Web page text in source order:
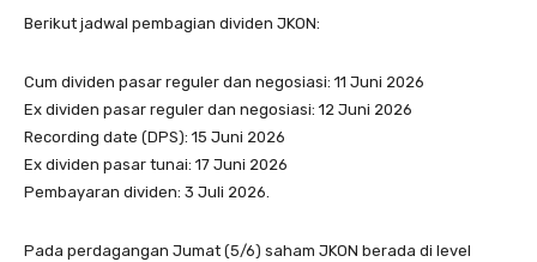
Berikut jadwal pembagian dividen JKON:
Cum dividen pasar reguler dan negosiasi: 11 Juni 2026
Ex dividen pasar reguler dan negosiasi: 12 Juni 2026
Recording date (DPS): 15 Juni 2026
Ex dividen pasar tunai: 17 Juni 2026
Pembayaran dividen: 3 Juli 2026.
Pada perdagangan Jumat (5/6) saham JKON berada di level